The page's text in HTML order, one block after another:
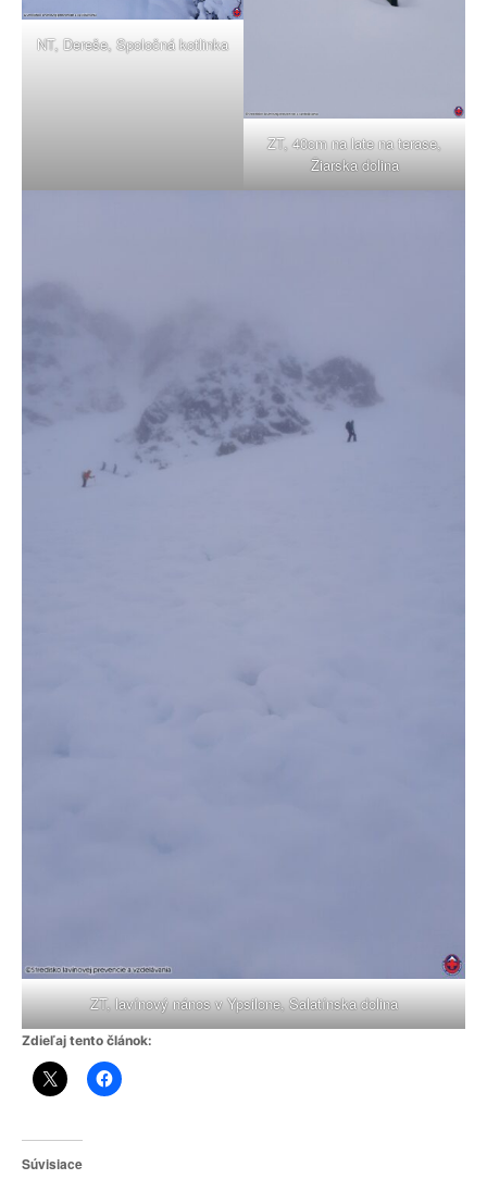
NT, Dereše, Spoločná kotlinka
ZT, 40cm na late na terase,
Žiarska dolina
ZT, lavínový nános v Ypsilone, Salatínska dolina
Zdieľaj tento článok:
Súvisiace